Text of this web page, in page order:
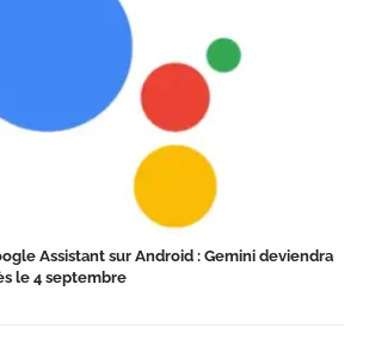
Assistant sur Android : Gemini deviendra
le 4 septembre